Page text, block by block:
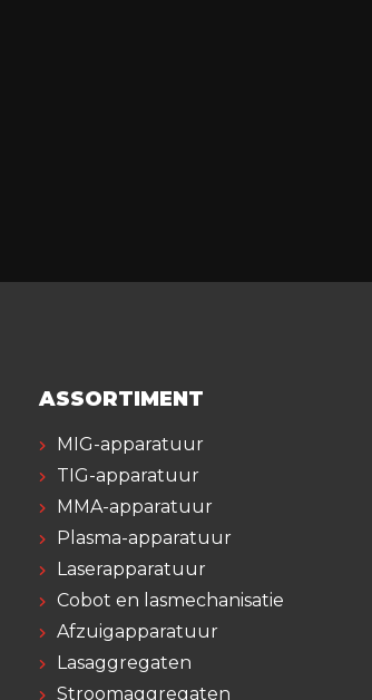
ASSORTIMENT
MIG-apparatuur
TIG-apparatuur
MMA-apparatuur
Plasma-apparatuur
Laserapparatuur
Cobot en lasmechanisatie
Afzuigapparatuur
Lasaggregaten
Stroomaggregaten